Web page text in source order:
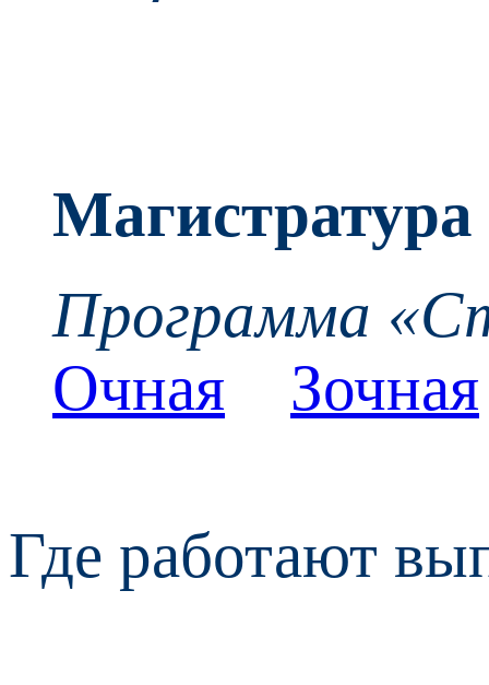
Магистратура
Программа
Очная
Зочная
Где работают